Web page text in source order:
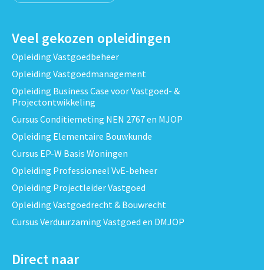
Veel gekozen opleidingen
Opleiding Vastgoedbeheer
Opleiding Vastgoedmanagement
Opleiding Business Case voor Vastgoed- &
Projectontwikkeling
Cursus Conditiemeting NEN 2767 en MJOP
Opleiding Elementaire Bouwkunde
Cursus EP-W Basis Woningen
Opleiding Professioneel VvE-beheer
Opleiding Projectleider Vastgoed
Opleiding Vastgoedrecht & Bouwrecht
Cursus Verduurzaming Vastgoed en DMJOP
Direct naar